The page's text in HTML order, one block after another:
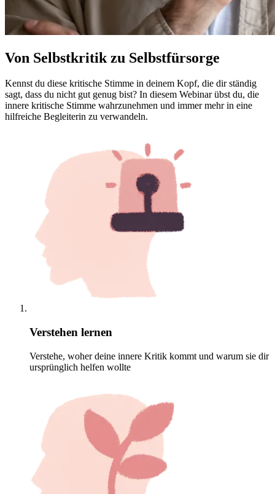
Von Selbstkritik zu Selbstfürsorge
Kennst du diese kritische Stimme in deinem Kopf, die dir ständig
sagt, dass du nicht gut genug bist? In diesem Webinar übst du, die
innere kritische Stimme wahrzunehmen und immer mehr in eine
hilfreiche Begleiterin zu verwandeln.
Verstehen lernen
Verstehe, woher deine innere Kritik kommt und warum sie dir
ursprünglich helfen wollte